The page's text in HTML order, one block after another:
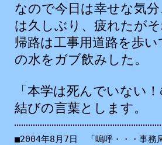
なので今日は幸せな気
は久しぶり、疲れたがそ
帰路は工事用道路を歩
の水をガブ飲みした。
「本学は死んでいない
結びの言葉とします。
■2004年8月7日 「嗚呼・・・事務局